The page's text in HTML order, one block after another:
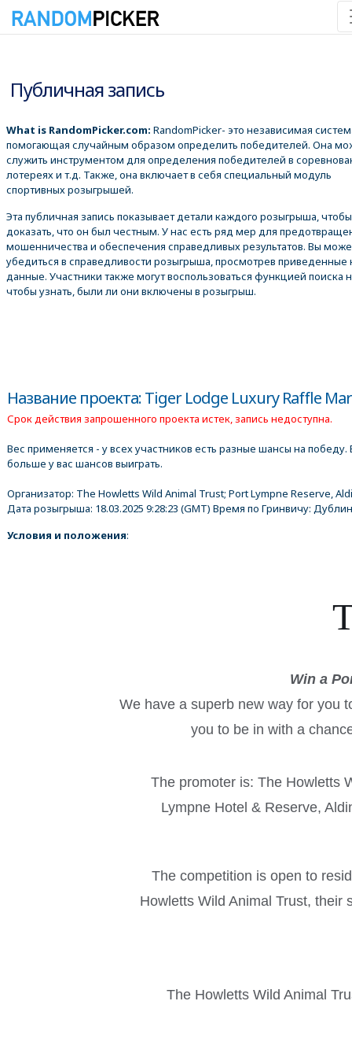
Публичная запись
What is RandomPicker.com: RandomPicker- это независимая
помогающая случайным образом определить победителей. Она
служить инструментом для определения победителей в
лотереях и т.д. Также, она включает в себя специальный модуль
спортивных розыгрышей.
Эта публичная запись показывает детали каждого розыгрыша, чтобы
доказать, что он был честным. У нас есть ряд мер для
мошенничества и обеспечения справедливых результатов. Вы
убедиться в справедливости розыгрыша, просмотрев приведенные
данные. Участники также могут воспользоваться функцией поиска
чтобы узнать, были ли они включены в розыгрыш.
Название проекта: Tiger Lodge Luxury Raffle
Срок действия запрошенного проекта истек, запись недоступна.
Вес применяется - у всех участников есть разные шансы на
больше у вас шансов выиграть.
Организатор: The Howletts Wild Animal Trust; Port Lympne Reserve,
Дата розыгрыша: 18.03.2025 9:28:23 (GMT) Время по Гринвичу:
Условия и положения:
Win a
We have a superb new way for you
you to be in with a
The promoter is: The Howletts
Lympne Hotel & Reserve,
The competition is open to
Howletts Wild Animal Trust, their
The Howletts Wild Animal